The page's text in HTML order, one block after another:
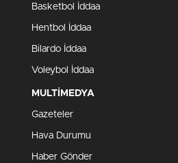
Basketbol İddaa
Hentbol İddaa
Bilardo İddaa
Voleybol İddaa
MULTİMEDYA
Gazeteler
Hava Durumu
Haber Gönder